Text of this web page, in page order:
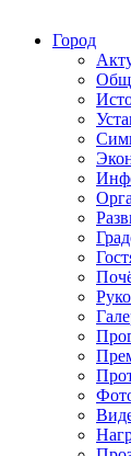
Город